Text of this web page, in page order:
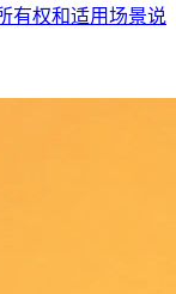
有权和适用场景说